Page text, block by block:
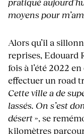
moyens pour
Alors qu’il a
reprises, Edouard
fois à l’été 2022
effectuer un road
Cette ville a de
lassés. On s’est
désert», se
kilomètres